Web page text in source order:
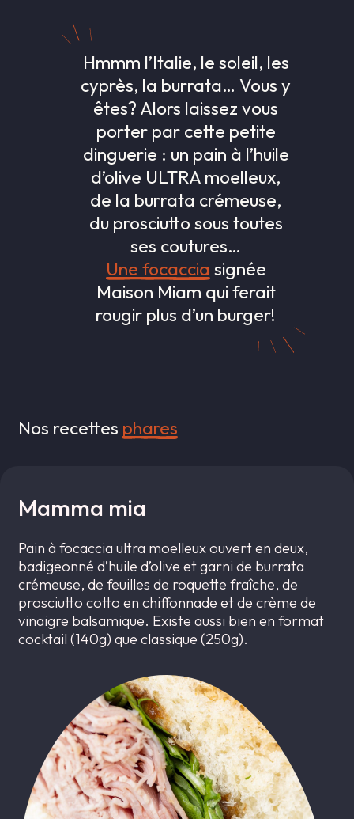
Hmmm l’Italie, le soleil, les
cyprès, la burrata… Vous y
êtes? Alors laissez vous
porter par cette petite
dinguerie : un pain à l’huile
d’olive ULTRA moelleux,
de la burrata crémeuse,
du prosciutto sous toutes
ses coutures…
Une focaccia signée
Maison Miam qui ferait
rougir plus d’un burger!
Nos recettes phares
Mamma mia
Pain à focaccia ultra moelleux ouvert en deux,
badigeonné d’huile d’olive et garni de burrata
crémeuse, de feuilles de roquette fraîche, de
prosciutto cotto en chiffonnade et de crème de
vinaigre balsamique. Existe aussi bien en format
cocktail (140g) que classique (250g).